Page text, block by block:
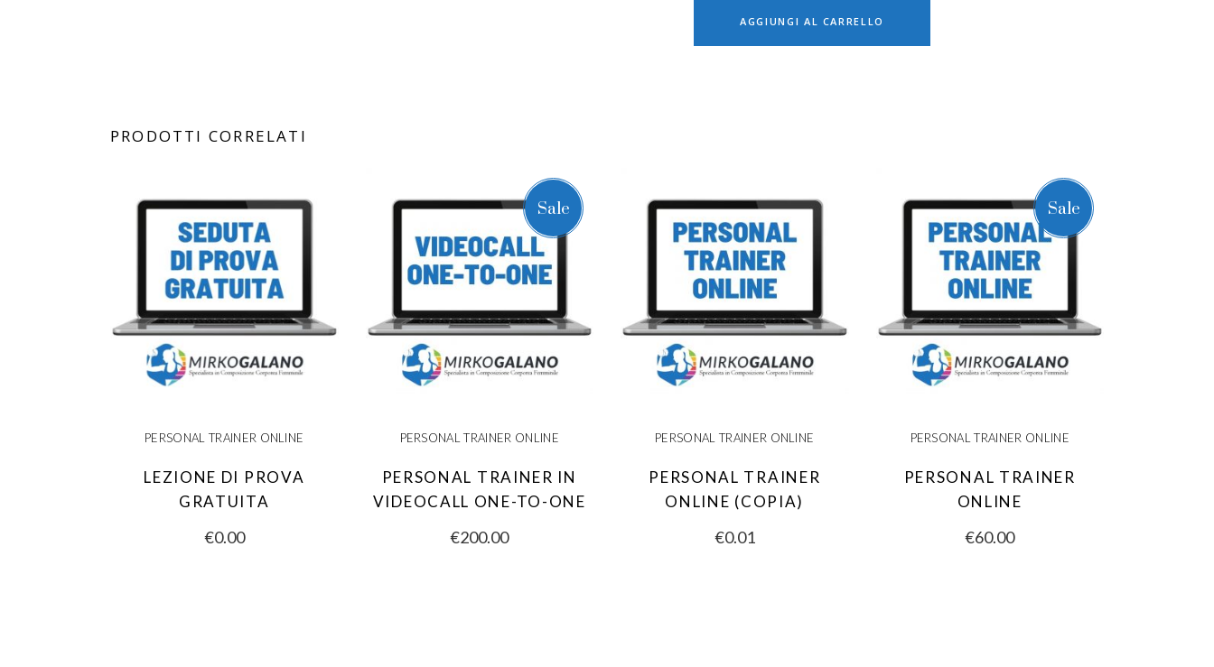
AGGIUNGI AL CARRELLO
PRODOTTI CORRELATI
PERSONAL TRAINER ONLINE
LEZIONE DI PROVA
GRATUITA
€0.00
Sale
PERSONAL TRAINER ONLINE
PERSONAL TRAINER IN
VIDEOCALL ONE-TO-ONE
€200.00
PERSONAL TRAINER ONLINE
PERSONAL TRAINER
ONLINE (COPIA)
€0.01
Sale
PERSONAL TRAINER ONLINE
PERSONAL TRAINER
ONLINE
€60.00